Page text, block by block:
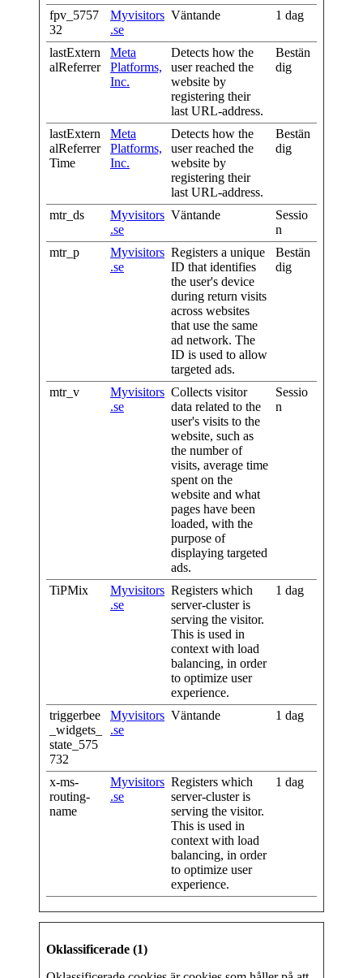
fpv_5757
32
Myvisitors
.se
Väntande 1 dag
lastExtern
alReferrer
Meta
Platforms,
Inc.
Detects how the
user reached the
website by
registering their
last URL-address.
Bestän
dig
lastExtern
alReferrer
Time
Meta
Platforms,
Inc.
Detects how the
user reached the
website by
registering their
last URL-address.
Bestän
dig
mtr_ds
Myvisitors
.se
Väntande
Sessio
n
mtr_p
Myvisitors
.se
Registers a unique
ID that identifies
the user's device
during return visits
across websites
that use the same
ad network. The
ID is used to allow
targeted ads.
Bestän
dig
mtr_v
Myvisitors
.se
Collects visitor
data related to the
user's visits to the
website, such as
the number of
visits, average time
spent on the
website and what
pages have been
loaded, with the
purpose of
displaying targeted
ads.
Sessio
n
TiPMix
Myvisitors
.se
Registers which
server-cluster is
serving the visitor.
This is used in
context with load
balancing, in order
to optimize user
experience.
1 dag
triggerbee
_widgets_
state_575
732
Myvisitors
.se
Väntande 1 dag
x-ms-
routing-
name
Myvisitors
.se
Registers which
server-cluster is
serving the visitor.
This is used in
context with load
balancing, in order
to optimize user
experience.
1 dag
Oklassificerade (1)